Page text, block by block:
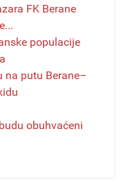
FK Berane
populacije
na putu Berane–
obuhvaćeni